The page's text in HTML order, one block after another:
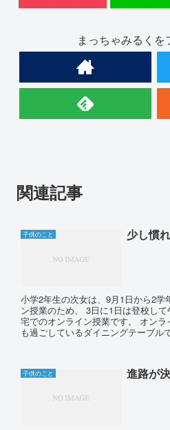
まっちゃみるくを
関連記事
子供のこと 少し慣
小学2年生の次女は、9月1日から2学
ン授業のため、 3日に1日は登校し
宅でのオンライン授業です。 オン
も過ごしているダイニングテーブル
子供のこと 進路が